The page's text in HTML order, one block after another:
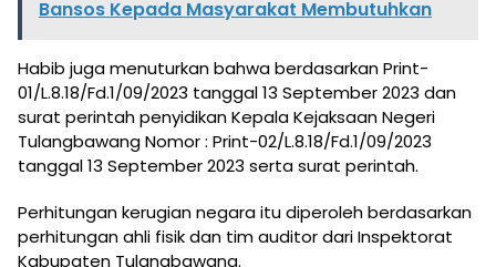
Bansos Kepada Masyarakat Membutuhkan
Habib juga menuturkan bahwa berdasarkan Print-
01/L.8.18/Fd.1/09/2023 tanggal 13 September 2023 dan
surat perintah penyidikan Kepala Kejaksaan Negeri
Tulangbawang Nomor : Print-02/L.8.18/Fd.1/09/2023
tanggal 13 September 2023 serta surat perintah.
Perhitungan kerugian negara itu diperoleh berdasarkan
perhitungan ahli fisik dan tim auditor dari Inspektorat
Kabupaten Tulangbawang.